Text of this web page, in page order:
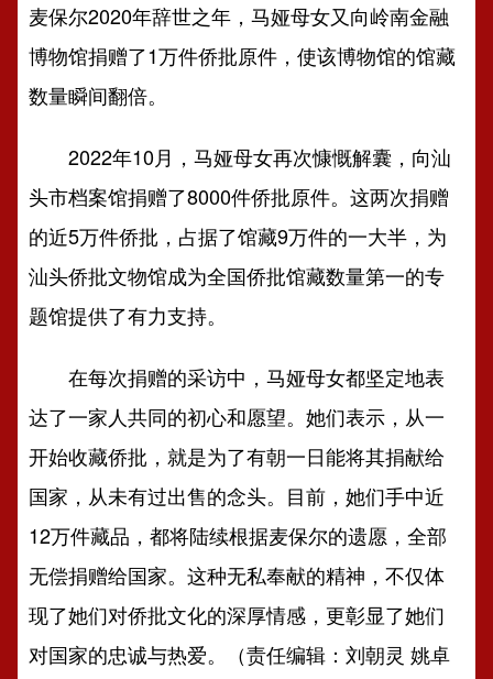
麦保尔2020年辞世之年，马娅母女又向岭南金融
博物馆捐赠了1万件侨批原件，使该博物馆的馆藏
数量瞬间翻倍。
2022年10月，马娅母女再次慷慨解囊，向汕
头市档案馆捐赠了8000件侨批原件。这两次捐赠
的近5万件侨批，占据了馆藏9万件的一大半，为
汕头侨批文物馆成为全国侨批馆藏数量第一的专
题馆提供了有力支持。
在每次捐赠的采访中，马娅母女都坚定地表
达了一家人共同的初心和愿望。她们表示，从一
开始收藏侨批，就是为了有朝一日能将其捐献给
国家，从未有过出售的念头。目前，她们手中近
12万件藏品，都将陆续根据麦保尔的遗愿，全部
无偿捐赠给国家。这种无私奉献的精神，不仅体
现了她们对侨批文化的深厚情感，更彰显了她们
对国家的忠诚与热爱。（责任编辑：刘朝灵 姚卓